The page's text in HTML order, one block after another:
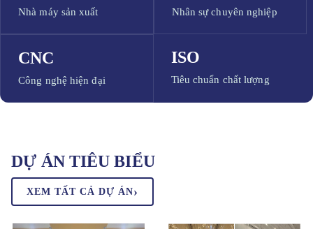
Nhà máy sản xuất Nhân sự chuyên nghiệp
CNC
Công nghệ hiện đại
ISO
Tiêu chuẩn chất lượng
DỰ ÁN TIÊU BIỂU
XEM TẤT CẢ DỰ ÁN›